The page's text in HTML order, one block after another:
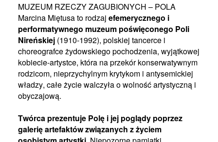
MUZEUM RZECZY ZAGUBIONYCH – POLA
Marcina Miętusa to rodzaj efemerycznego i
performatywnego muzeum poświęconego Poli
Nireńskiej (1910-1992), polskiej tancerce i
choreografce żydowskiego pochodzenia, wyjątkowej
kobiecie-artystce, która na przekór konserwatywnym
rodzicom, nieprzychylnym krytykom i antysemickiej
władzy, całe życie walczyła o wolność artystyczną i
obyczajową.
Twórca prezentuje Polę i jej poglądy poprzez
galerię artefaktów związanych z życiem